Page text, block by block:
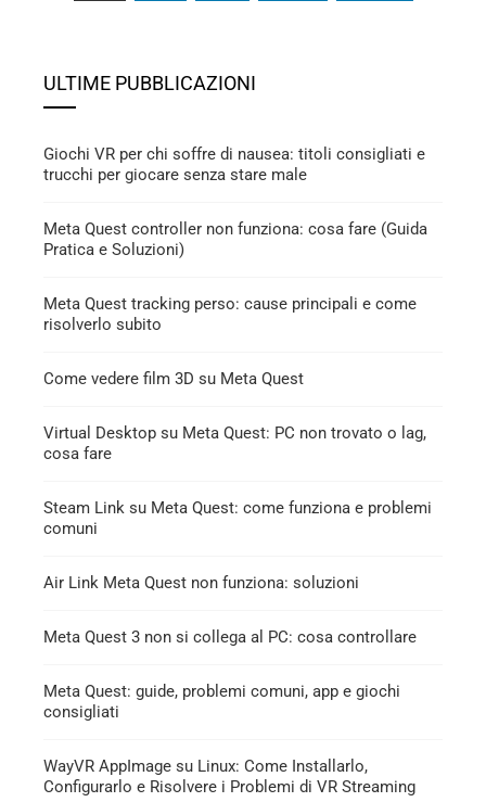
articoli
ULTIME PUBBLICAZIONI
Giochi VR per chi soffre di nausea: titoli consigliati e
trucchi per giocare senza stare male
Meta Quest controller non funziona: cosa fare (Guida
Pratica e Soluzioni)
Meta Quest tracking perso: cause principali e come
risolverlo subito
Come vedere film 3D su Meta Quest
Virtual Desktop su Meta Quest: PC non trovato o lag,
cosa fare
Steam Link su Meta Quest: come funziona e problemi
comuni
Air Link Meta Quest non funziona: soluzioni
Meta Quest 3 non si collega al PC: cosa controllare
Meta Quest: guide, problemi comuni, app e giochi
consigliati
WayVR AppImage su Linux: Come Installarlo,
Configurarlo e Risolvere i Problemi di VR Streaming